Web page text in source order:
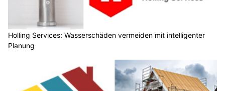
Holling Services: Wasserschäden vermeiden mit intelligenter
Planung